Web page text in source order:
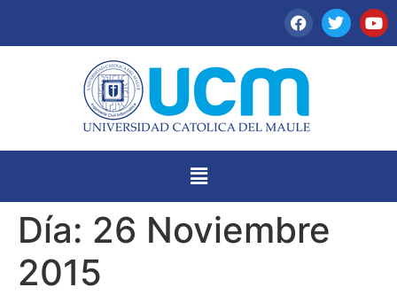
Día: 26 Noviembre
2015